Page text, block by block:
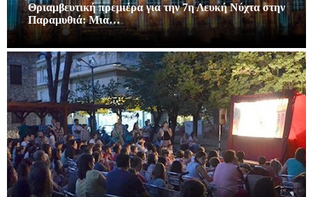
Θριαμβευτική πρεμιέρα για την 7η Λευκή Νύχτα στην
Παραμυθιά: Μια…